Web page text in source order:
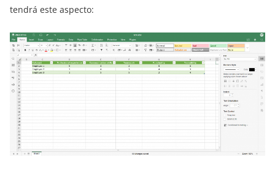
tendrá este aspecto: